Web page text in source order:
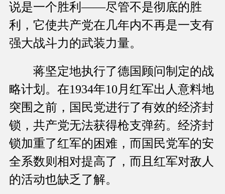
说是一个胜利——尽管不是彻底的胜
利，它使共产党在几年内不再是一支有
强大战斗力的武装力量。
蒋坚定地执行了德国顾问制定的战
略计划。在1934年10月红军出人意料地
突围之前，国民党进行了有效的经济封
锁，共产党无法获得枪支弹药。经济封
锁加重了红军的困难，而国民党军的安
全系数则相对提高了，而且红军对敌人
的活动也缺乏了解。